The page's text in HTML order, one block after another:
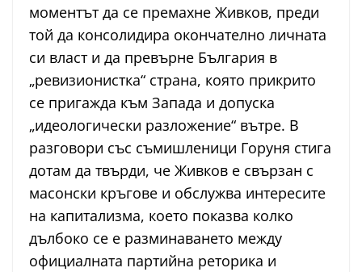
моментът да се премахне Живков, преди
той да консолидира окончателно личната
си власт и да превърне България в
„ревизионистка“ страна, която прикрито
се пригажда към Запада и допуска
„идеологически разложение“ вътре. В
разговори със съмишленици Горуня стига
дотам да твърди, че Живков е свързан с
масонски кръгове и обслужва интересите
на капитализма, което показва колко
дълбоко се е разминаването между
официалната партийна реторика и